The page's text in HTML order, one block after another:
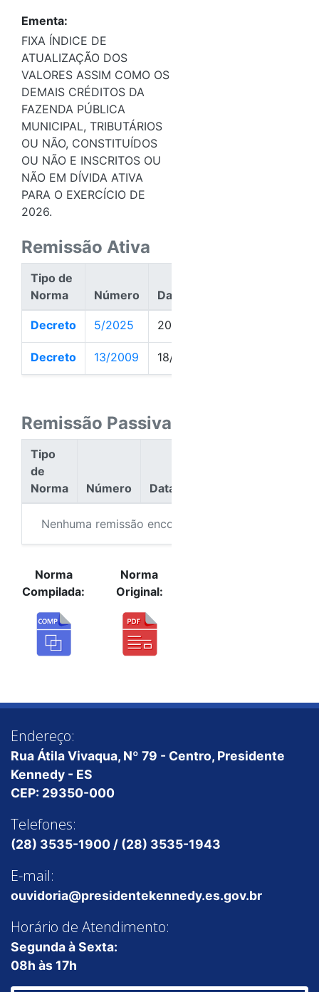
Ementa:
FIXA ÍNDICE DE
ATUALIZAÇÃO DOS
VALORES ASSIM COMO OS
DEMAIS CRÉDITOS DA
FAZENDA PÚBLICA
MUNICIPAL, TRIBUTÁRIOS
OU NÃO, CONSTITUÍDOS
OU NÃO E INSCRITOS OU
NÃO EM DÍVIDA ATIVA
PARA O EXERCÍCIO DE
2026.
Remissão Ativa
Tipo de
Norma
Número Data
Decreto 5/2025 20/01/2025
Decreto 13/2009 18/02/2009
Remissão Passiva
Tipo
de
Norma
Número Data
Nenhuma remissão encontrada.
Norma
Compilada:
Norma
Original:
Endereço:
Rua Átila Vivaqua, Nº 79 - Centro, Presidente
Kennedy - ES
CEP: 29350-000
Telefones:
(28) 3535-1900 / (28) 3535-1943
E-mail:
ouvidoria@presidentekennedy.es.gov.br
Horário de Atendimento:
Segunda à Sexta:
08h às 17h